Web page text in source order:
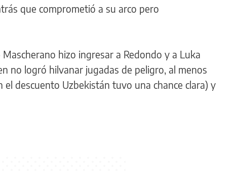
que comprometió a su arco pero
hizo ingresar a Redondo y a Luka
no logró hilvanar jugadas de peligro, al menos
descuento Uzbekistán tuvo una chance clara) y